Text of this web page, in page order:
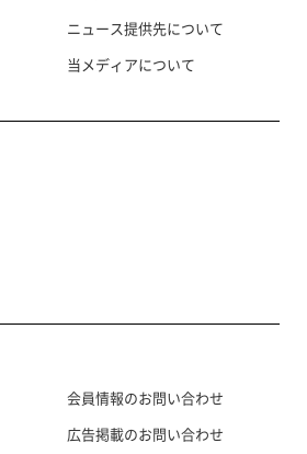
ニュース提供先について
当メディアについて
会員情報のお問い合わせ
広告掲載のお問い合わせ